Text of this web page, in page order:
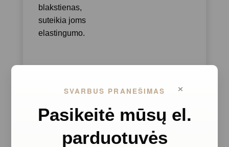
×
SVARBUS PRANEŠIMAS
Pasikeitė mūsų el.
parduotuvės
blakstienas,
suteikia joms
elastingumo.